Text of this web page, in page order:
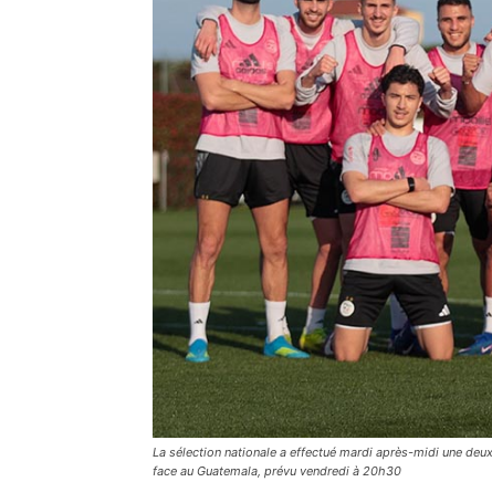
La sélection nationale a effectué mardi après-midi une
face au Guatemala, prévu vendredi à 20h30